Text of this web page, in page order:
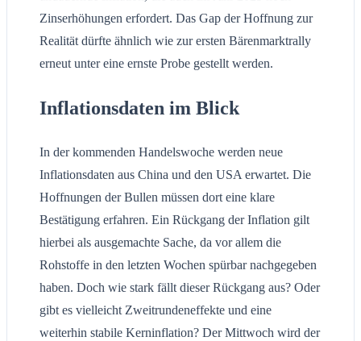
Zinserhöhungen erfordert. Das Gap der Hoffnung zur
Realität dürfte ähnlich wie zur ersten Bärenmarktrally
erneut unter eine ernste Probe gestellt werden.
Inflationsdaten im Blick
In der kommenden Handelswoche werden neue
Inflationsdaten aus China und den USA erwartet. Die
Hoffnungen der Bullen müssen dort eine klare
Bestätigung erfahren. Ein Rückgang der Inflation gilt
hierbei als ausgemachte Sache, da vor allem die
Rohstoffe in den letzten Wochen spürbar nachgegeben
haben. Doch wie stark fällt dieser Rückgang aus? Oder
gibt es vielleicht Zweitrundeneffekte und eine
weiterhin stabile Kerninflation? Der Mittwoch wird der